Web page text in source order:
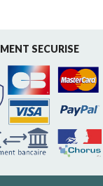
SECURISE